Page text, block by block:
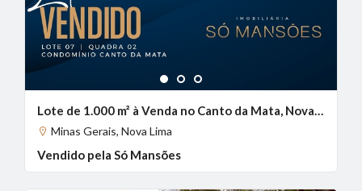
1 2 3
Lote de 1.000 m² à Venda no Canto da Mata, Nova Lima - MG
Minas Gerais, Nova Lima
Vendido pela Só Mansões